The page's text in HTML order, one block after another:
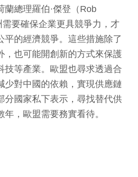
蘭總理羅伯·傑登（Rob
要確保企業更具競爭力，才
平的經濟競爭。這些措施除了
，也可能開創新的方式來保護
技等產業。歐盟也尋求透過合
少對中國的依賴，實現供應鏈
分國家私下表示，尋找替代供
，歐盟需要務實看待。